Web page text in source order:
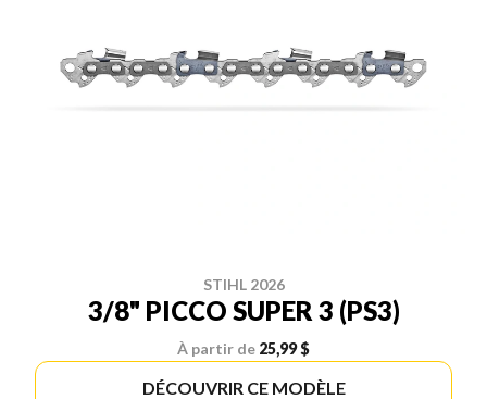
STIHL 2026
3/8" PICCO SUPER 3 (PS3)
À partir de 25,99 $
DÉCOUVRIR CE MODÈLE